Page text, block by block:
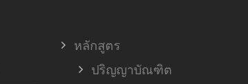
หลักสูตร
ปริญญาบัณฑิต